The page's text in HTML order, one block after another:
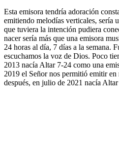
Esta emisora tendría adoración
emitiendo melodías verticales, sería
que tuviera la intención pudiera
nacer sería más que una emisora
24 horas al día, 7 días a la semana.
escuchamos la voz de Dios. Poco
2013 nacía Altar 7-24 como una
2019 el Señor nos permitió emitir en
después, en julio de 2021 nacía